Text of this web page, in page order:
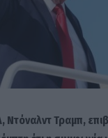
Τραμπ,